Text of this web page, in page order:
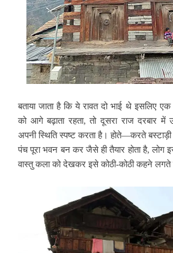
बताया जाता है कि ये रावत दो भाई थे इसलिए एक
को आगे बढ़ाता रहता, तो दूसरा राज दरबार में
अपनी स्थिति स्पष्ट करता है। होते—करते
पंच पूरा भवन बन कर जैसे ही तैयार होता है, लोग
वास्तु कला को देखकर इसे कोठी-कोठी कहने लगते